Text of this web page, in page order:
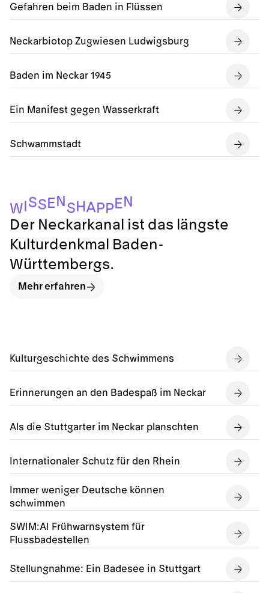
Gefahren beim Baden in Flüssen
Neckarbiotop Zugwiesen Ludwigsburg
Baden im Neckar 1945
Ein Manifest gegen Wasserkraft
Schwammstadt
Kulturgeschichte des Schwimmens
Erinnerungen an den Badespaß im Neckar
Als die Stuttgarter im Neckar planschten
Internationaler Schutz für den Rhein
Immer weniger Deutsche können
schwimmen
SWIM:AI Frühwarnsystem für
Flussbadestellen
Stellungnahme: Ein Badesee in Stuttgart
WISS ENSHAPPEN
Der Neckarkanal ist das längste
Kulturdenkmal Baden-
Württembergs.
Mehr erfahren